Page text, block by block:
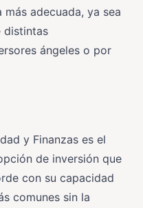
adecuada, ya sea
distintas
ángeles o por
y Finanzas es el
de inversión que
con su capacidad
comunes sin la